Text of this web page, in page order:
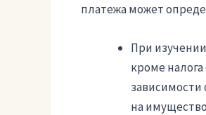
платежа может
При
кроме
зависимости
на